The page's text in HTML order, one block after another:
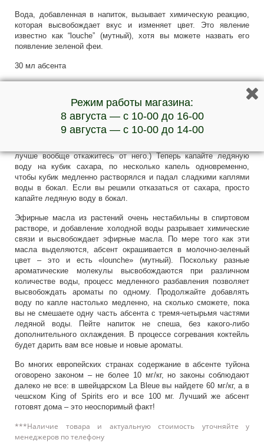
Вода, добавленная в напиток, вызывает химическую реакцию,
которая высвобождает вкус и изменяет цвет. Это явление
известно как “louche” (мутный), хотя вы можете назвать его
появление зеленой феи.
30 мл абсента
120 мл очень холодной воды, смешанной с кубиком льда
Налейте абсент в прозрачный граненый стакан. Положите ложку
сверху. При желании положите сахар на ложку. (Попробуйте
лучше вообще откажитесь от него.) Теперь капайте ледяную
воду на кубик сахара, по несколько капель одновременно,
чтобы кубик медленно растворялся и падал сладкими каплями
воды в бокал. Если вы решили отказаться от сахара, просто
капайте ледяную воду в бокал.
Эфирные масла из растений очень нестабильны в спиртовом
растворе, и добавление холодной воды разрывает химические
связи и высвобождает эфирные масла. По мере того как эти
масла выделяются, абсент окрашивается в молочно-зеленый
цвет – это и есть «lounche» (мутный). Поскольку разные
ароматические молекулы высвобождаются при различном
количестве воды, процесс медленного разбавления позволяет
высвобождать ароматы по одному. Продолжайте добавлять
воду по капле настолько медленно, на сколько сможете, пока
вы не смешаете одну часть абсента с тремя-четырьмя частями
ледяной воды. Пейте напиток не спеша, без какого-либо
дополнительного охлаждения. В процессе согревания коктейль
будет дарить вам все новые и новые ароматы.
Во многих европейских странах содержание в абсенте туйона
оговорено законом – не более 10 мг/кг, но законы соблюдают
далеко не все: в швейцарском La Bleue вы найдете 60 мг/кг, а в
чешском King of Spirits его и все 100 мг. Лучший же абсент
готовят дома – это неоспоримый факт!
***Наличие товара и актуальную стоимость уточняйте у
менеджеров по телефону
Режим работы магазина:
8 августа — с 10-00 до 16-00
9 августа — с 10-00 до 14-00